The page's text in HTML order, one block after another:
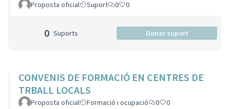
Proposta oficial Suport 0 0
0 Suports Donar suport
CONVENIS DE FORMACIÓ EN CENTRES DE
TRBALL LOCALS
Proposta oficial Formació i ocupació 0 0